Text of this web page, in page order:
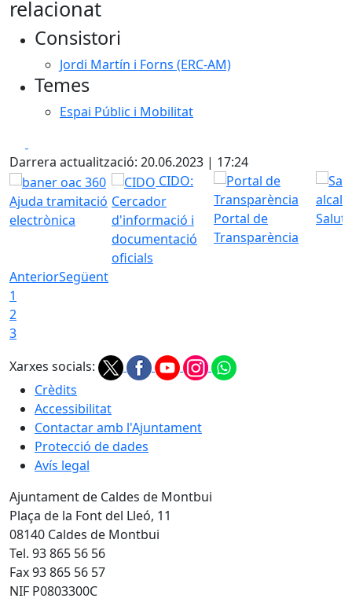
relacionat
Consistori
Jordi Martín i Forns (ERC-AM)
Temes
Espai Públic i Mobilitat
Darrera actualització: 20.06.2023 | 17:24
Ajuda tramitació
electrònica
CIDO:
Cercador
d'informació i
documentació
oficials
Portal de
Transparència
AnteriorSegüent
1
2
3
Xarxes socials:
Crèdits
Accessibilitat
Contactar amb l'Ajuntament
Protecció de dades
Avís legal
Ajuntament de Caldes de Montbui
Plaça de la Font del Lleó, 11
08140 Caldes de Montbui
Tel. 93 865 56 56
Fax 93 865 56 57
NIF P0803300C